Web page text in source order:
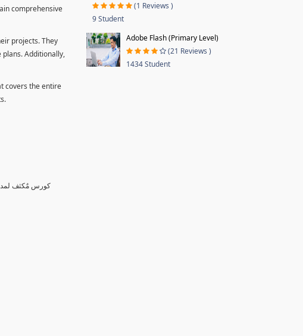
comprehensive
projects. They
Additionally,
covers the entire
(1 Reviews )
9 Student
Adobe Flash (Primary Level)
(21 Reviews )
1434 Student